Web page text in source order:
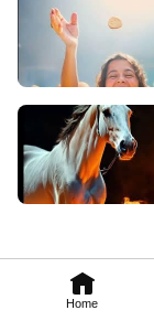
Home